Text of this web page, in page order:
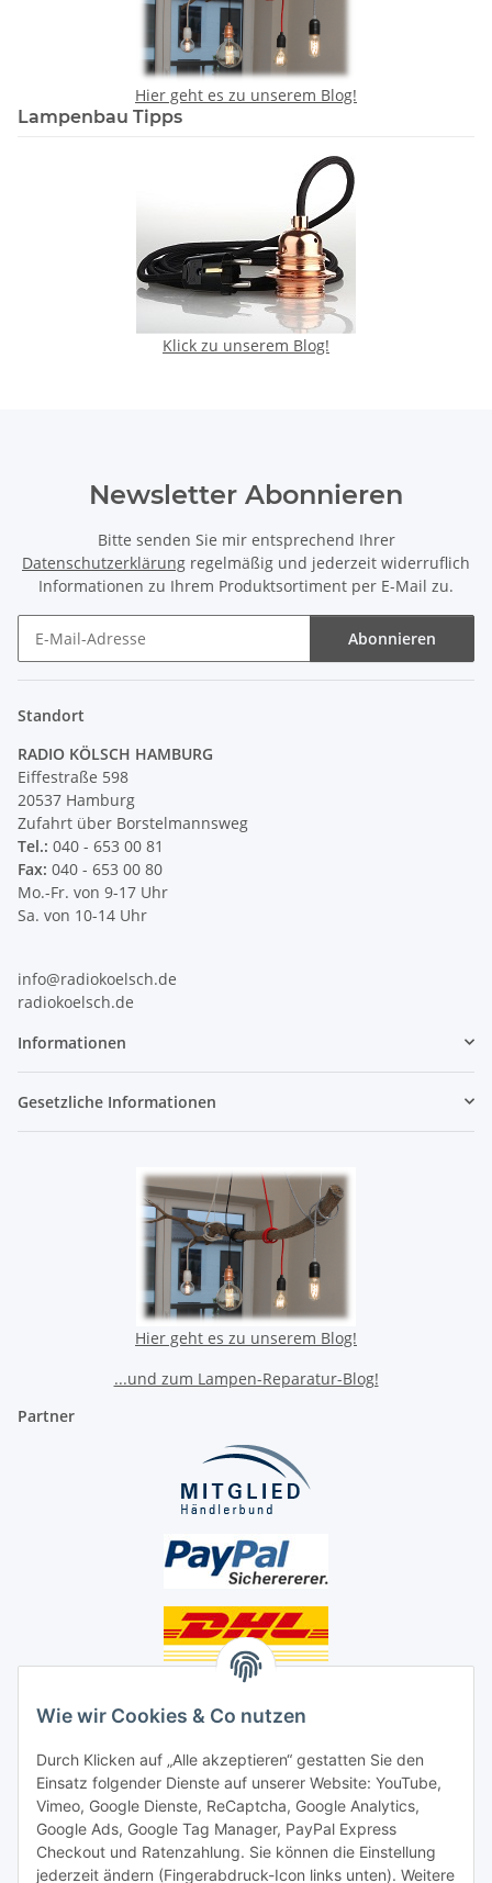
Wie wir Cookies & Co nutzen
Durch Klicken auf „Alle akzeptieren“ gestatten Sie den
Einsatz folgender Dienste auf unserer Website: YouTube,
Vimeo, Google Dienste, ReCaptcha, Google Analytics,
Google Ads, Google Tag Manager, PayPal Express
Checkout und Ratenzahlung. Sie können die Einstellung
jederzeit ändern (Fingerabdruck-Icon links unten). Weitere
Hier geht es zu unserem Blog!
Lampenbau Tipps
Klick zu unserem Blog!
Newsletter Abonnieren
Bitte senden Sie mir entsprechend Ihrer
Datenschutzerklärung regelmäßig und jederzeit widerruflich
Informationen zu Ihrem Produktsortiment per E-Mail zu.
Abonnieren
Standort
RADIO KÖLSCH HAMBURG
Eiffestraße 598
20537 Hamburg
Zufahrt über Borstelmannsweg
Tel.: 040 - 653 00 81
Fax: 040 - 653 00 80
Mo.-Fr. von 9-17 Uhr
Sa. von 10-14 Uhr
info@radiokoelsch.de
radiokoelsch.de
Informationen
Gesetzliche Informationen
Hier geht es zu unserem Blog!
...und zum Lampen-Reparatur-Blog!
Partner
Social Media
Unsere Dienstleistungen
Lampenreparatur